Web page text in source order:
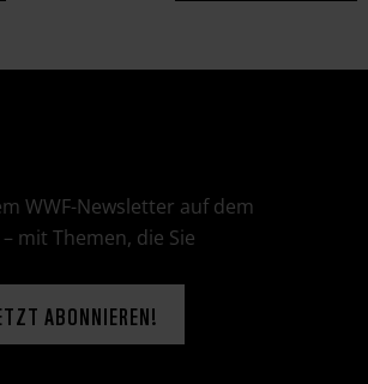
WWF-Newsletter auf dem
mit Themen, die Sie
ABONNIEREN!